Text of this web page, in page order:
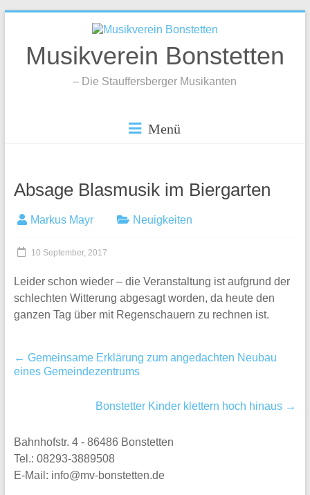
springenMusikverein Bonstetten
– Die Stauffersberger Musikanten
Menü
Absage Blasmusik im Biergarten
Markus Mayr Neuigkeiten
10 September, 2017
Leider schon wieder – die Veranstaltung ist aufgrund der
schlechten Witterung abgesagt worden, da heute den
ganzen Tag über mit Regenschauern zu rechnen ist.
← Gemeinsame Erklärung zum angedachten Neubau
eines Gemeindezentrums
Bonstetter Kinder klettern hoch hinaus →
Bahnhofstr. 4 - 86486 Bonstetten
Tel.: 08293-3889508
E-Mail: info@mv-bonstetten.de